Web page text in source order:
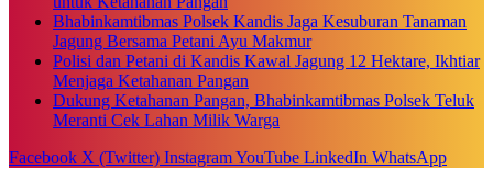
Bhabinkamtibmas Polsek Kandis Jaga Kesuburan Tanaman
Jagung Bersama Petani Ayu Makmur
Polisi dan Petani di Kandis Kawal Jagung 12 Hektare, Ikhtiar
Menjaga Ketahanan Pangan
Dukung Ketahanan Pangan, Bhabinkamtibmas Polsek Teluk
Meranti Cek Lahan Milik Warga
Facebook X (Twitter) InstagramYouTube LinkedIn WhatsApp